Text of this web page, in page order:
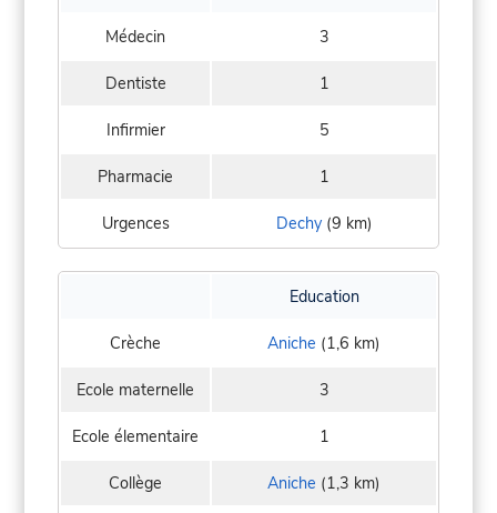
Médecin 3
Dentiste 1
Infirmier 5
Pharmacie 1
Urgences Dechy(9 km)
Education
Crèche Aniche (1,6 km)
Ecole maternelle 3
Ecole élementaire 1
Collège Aniche (1,3 km)